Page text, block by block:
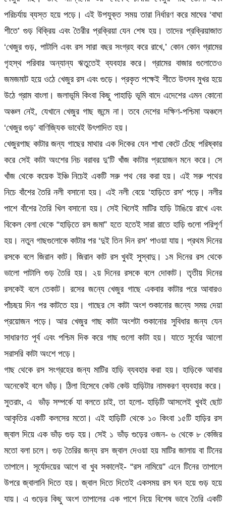
পরিচর্যায় ব্যস্ত হয়ে পড়ে। এই উপযুক্ত সময় তারা নির্ধারণ করে মাঘের ‘বাঘা
শীতে’ গুড় বিক্রিয় এবং তৈরীর প্রক্রিয়া যেন শেষ হয়। তাদের প্রক্রিয়াজাত
‘খেজুর গুড়, পাটালি এবং রস সারা বছর সংগ্রহ করে রাখে,’ কোন কোন গ্রামের
গৃহস্থ পরিবার অন্যান্য ঋতুতেই ব্যবহার করে। গ্রামের বাজার গুলোতেও
জমজমাট হয়ে ওঠে খেজুর রস এবং গুড়ে। প্রকৃত পক্ষেই শীতে উৎসব মুখর হয়ে
উঠে গ্রাম বাংলা। জলাভূমি কিংবা কিছু পাহাড়ি ভূমি বাদে এদেশের এমন কোনো
অঞ্চল নেই, যেখানে খেজুর গাছ জন্মে না। তবে দেশের দক্ষিণ-পশ্চিমা অঞ্চলে
‘খেজুর গুড়’ বাণিজ্যিক ভাবেই উৎপাদিত হয়।
খেজুরগাছ কাটার জন্য গাছের মাথার এক দিকের যেন শাখা কেটে চেঁছে পরিষ্কার
করে সেই কাটা অংশের নিচ বরাবর দু’টি খাঁজ কাটার প্রয়োজন মনে করে। সে
খাঁজ থেকে কয়েক ইঞ্চি নিচেই একটি সরু পথ বের করা হয়। এই সরু পথের
নিচে বাঁশের তৈরি নলী বসানো হয়। এই নলী বেয়ে ‘হাড়িতে রস’ পড়ে। নলীর
পাশে বাঁশের তৈরি খিল বসানো হয়। সেই খিলেই মাটির হাড়ি টাঙিয়ে রাখে এবং
বিকেল বেলা থেকে “হাড়িতে রস জমা” হতে হতেই সারা রাতে হাড়ি গুলো পরিপূর্ণ
হয়। নতুন গাছগুলোকে কাটার পর ‘দুই তিন দিন রস’ পাওয়া যায়। প্রথম দিনের
রসকে বলে জিরান কাট। জিরান কাট রস খুবই সুস্বাদু। ১ম দিনের রস থেকে
ভালো পাটালি গুড় তৈরি হয়। ২য় দিনের রসকে বলে দোকাট। তৃতীয় দিনের
রসকেই বলে তেকাট। রসের জন্যে খেজুর গাছে একবার কাটার পরে আবারও
পাঁচছয় দিন পর কাটতে হয়। গাছের সে কাটা অংশ শুকানোর জন্যে সময় দেয়া
প্রয়োজন পড়ে। আর খেজুর গাছ কাটা অংশটা শুকানোর সুবিধার জন্য যেন
সাধারণত পূর্ব এবং পশ্চিম দিক করে গাছ গুলো কাটা হয়। যাতে সূর্যের আলো
সরাসরি কাটা অংশে পড়ে।
গাছ থেকে রস সংগ্রহের জন্য মাটির হাড়ি ব্যবহার করা হয়। হাড়িকে আবার
অনেকেই বলে ভাঁড়। ঠিলা হিসেবে কেউ কেউ হাড়িটার নামকরণ ব্যবহার করে।
সুতরাং, এ ভাঁড় সম্পর্কে যা বলতে চাই, তা হলো- হাড়িটি আসলেই খুবই ছোট
আকৃতির একটি কলসের মতো। এই হাড়িটি থেকে ১০ কিংবা ১৫টি হাড়ির রস
জ্বাল দিয়ে এক ভাঁড় গুড় হয়। সেই ১ ভাঁড় গুড়ের ওজন- ৬ থেকে ৮ কেজির
মতো বলা চলে। গুড় তৈরির জন্য রস জ্বাল দেওয়া হয় মাটির জালায় বা টিনের
তাপালে। সূর্যোদয়ের আগে বা খুব সকালেই- “রস নামিয়ে” এনে টিনের তাপালে
উপরে জ্বালানি দিতে হয়। জ্বাল দিতে দিতেই একসময় রস ঘন হয়ে গুড় হয়ে
যায়। এ গুড়ের কিছু অংশ তাপালের এক পাশে নিয়ে বিশেষ ভাবে তৈরি একটি